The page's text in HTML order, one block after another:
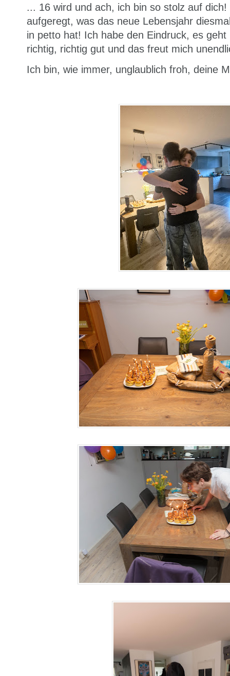
... 16 wird und ach, ich bin so stolz auf
aufgeregt, was das neue Lebensjahr
in petto hat! Ich habe den Eindruck, es
richtig, richtig gut und das freut mich
Ich bin, wie immer, unglaublich froh, deine